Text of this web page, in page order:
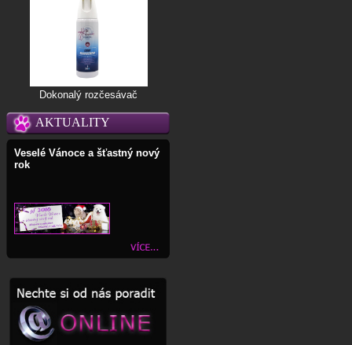
Dokonalý rozčesávač
AKTUALITY
Veselé Vánoce a šťastný nový
rok